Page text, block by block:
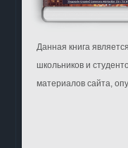
Данная книга
школьников и
материалов сайта,